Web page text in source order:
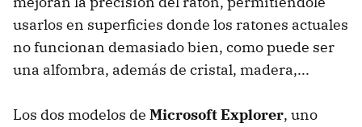
usarlos en superficies donde los ratones actuales
no funcionan demasiado bien, como puede ser
una alfombra, además de cristal, madera,...
Los dos modelos de Microsoft Explorer, uno